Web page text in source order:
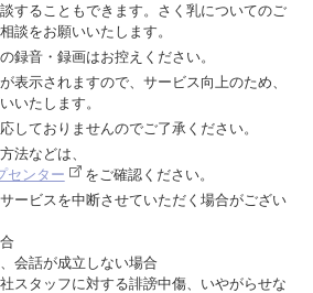
することもできます。さく乳についてのご
談をお願いいたします。
録音・録画はお控えください。
表示されますので、サービス向上のため、
いたします。
しておりませんのでご了承ください。
法などは、
センター
をご確認ください。
ービスを中断させていただく場合がござい
会話が成立しない場合
スタッフに対する誹謗中傷、いやがらせな